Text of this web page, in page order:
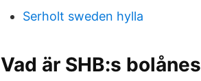
Serholt sweden hylla
Vad är SHB:s